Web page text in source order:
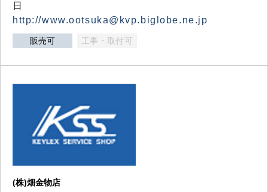
日
http://www.ootsuka@kvp.biglobe.ne.jp
販売可 工事・取付可
(株)畑金物店